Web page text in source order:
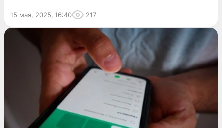
15 мая, 2025, 16:40 217